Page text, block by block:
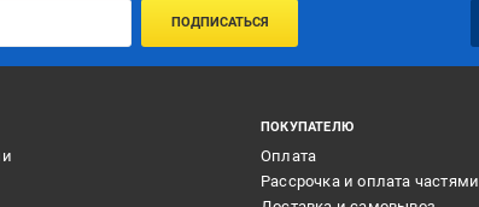
ПОДПИСАТЬСЯ
ПОКУПАТЕЛЮ
Оплата
Рассрочка и оплата частями